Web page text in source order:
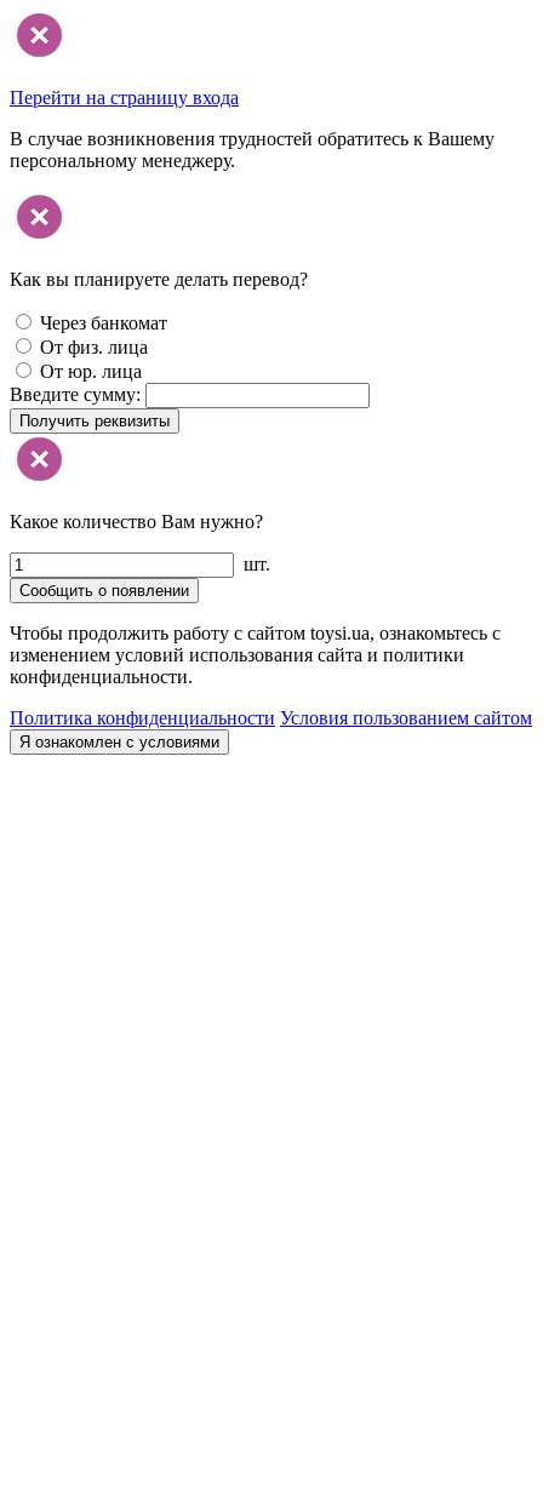
Перейти на страницу входа
В случае возникновения трудностей обратитесь к Вашему
персональному менеджеру.
Как вы планируете делать перевод?
Через банкомат
От физ. лица
От юр. лица
Введите сумму:
Получить реквизиты
Какое количество Вам нужно?
шт.
Сообщить о появлении
Чтобы продолжить работу с сайтом toysi.ua, ознакомьтесь с
изменением условий использования сайта и политики
конфиденциальности.
Политика конфиденциальности Условия пользованием сайтом
Я ознакомлен с условиями